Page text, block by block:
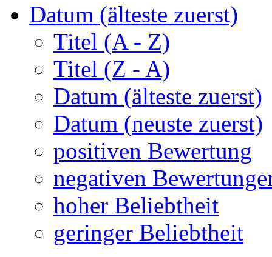
Datum (älteste zuerst)
Titel (A - Z)
Titel (Z - A)
Datum (älteste zuerst)
Datum (neuste zuerst)
positiven Bewertung
negativen
hoher Beliebtheit
geringer Beliebtheit